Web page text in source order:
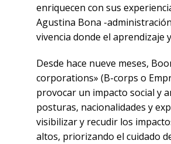
enriquecen con sus
Agustina Bona -
vivencia donde el aprendizaje
Desde hace nueve meses,
corporations» (B-corps o
provocar un impacto social y
posturas, nacionalidades y
visibilizar y recudir los
altos, priorizando el cuidado